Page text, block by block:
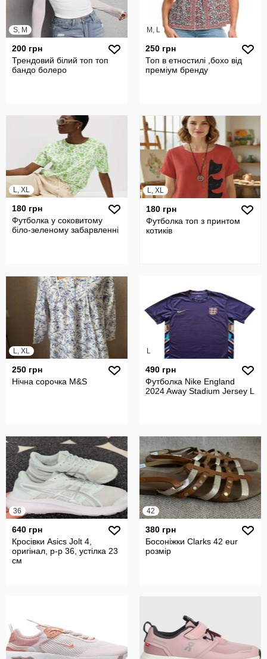
S, M
200 грн
Трендовий білий топ топ
бандо болеро
M, L
250 грн
Топ в етностилі ,бохо від
преміум бренду
L, XL
180 грн
Футболка у соковитому
біло-зеленому забарвленні
L, XL
180 грн
Футболка топ з принтом
котиків
L, XL
250 грн
Нічна сорочка M&S
L
490 грн
Футболка Nike England
2024 Away Stadium Jersey L
36
640 грн
Кросівки Asics Jolt 4,
оригінал, р-р 36, устілка 23
см
42
380 грн
Босоніжки Clarks 42 eur
pозмір